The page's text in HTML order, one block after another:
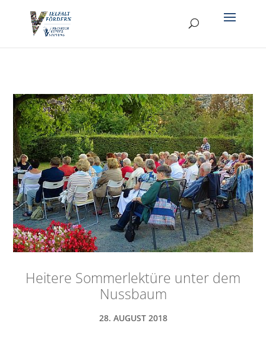
Heitere Sommerlektüre unter dem
Nussbaum
28. AUGUST 2018